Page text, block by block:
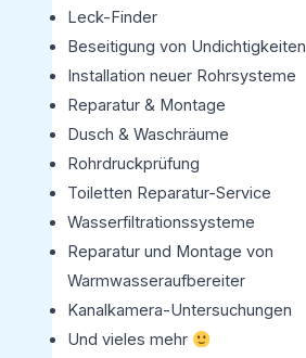
Leck-Finder
Beseitigung von Undichtigkeiten
Installation neuer Rohrsysteme
Reparatur & Montage
Dusch & Waschräume
Rohrdruckprüfung
Toiletten Reparatur-Service
Wasserfiltrationssysteme
Reparatur und Montage von
Warmwasseraufbereiter
Kanalkamera-Untersuchungen
Und vieles mehr